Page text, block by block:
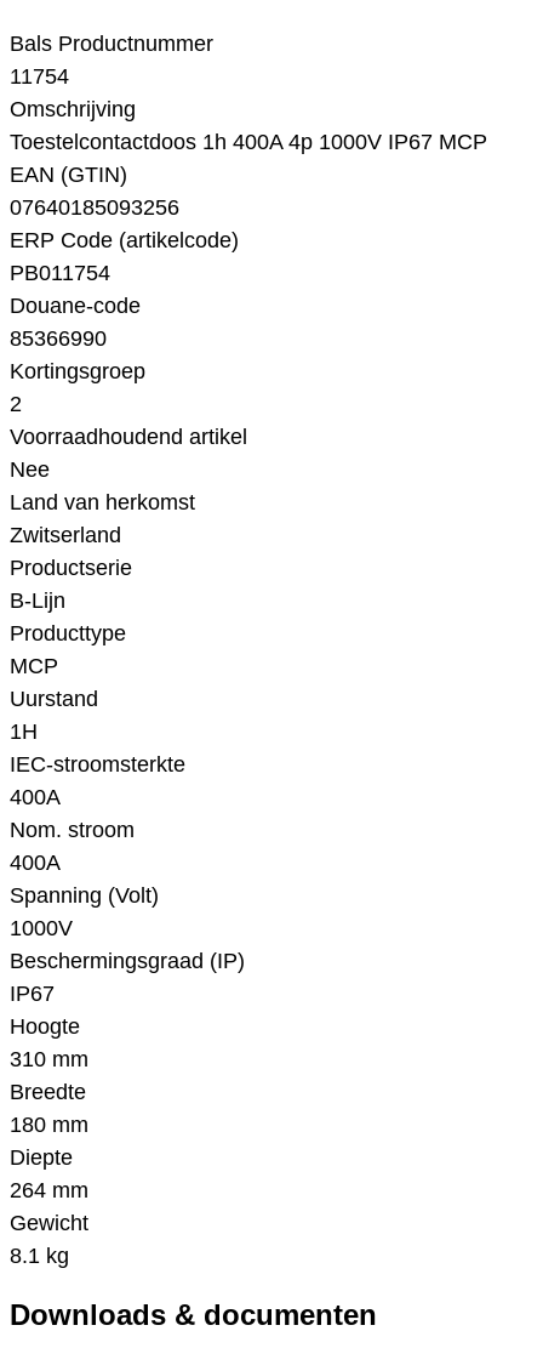
Bals Productnummer
11754
Omschrijving
Toestelcontactdoos 1h 400A 4p 1000V IP67 MCP
EAN (GTIN)
07640185093256
ERP Code (artikelcode)
PB011754
Douane-code
85366990
Kortingsgroep
2
Voorraadhoudend artikel
Nee
Land van herkomst
Zwitserland
Productserie
B-Lijn
Producttype
MCP
Uurstand
1H
IEC-stroomsterkte
400A
Nom. stroom
400A
Spanning (Volt)
1000V
Beschermingsgraad (IP)
IP67
Hoogte
310 mm
Breedte
180 mm
Diepte
264 mm
Gewicht
8.1 kg
Downloads & documenten